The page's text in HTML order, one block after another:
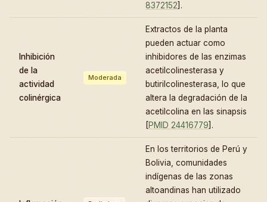
8372152].
Inhibición
de la
actividad
colinérgica
Moderada
Extractos de la planta
pueden actuar como
inhibidores de las enzimas
acetilcolinesterasa y
butirilcolinesterasa, lo que
altera la degradación de la
acetilcolina en las sinapsis
[PMID 24416779].
En los territorios de Perú y
Bolivia, comunidades
indígenas de las zonas
altoandinas han utilizado